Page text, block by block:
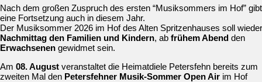
Nach dem großen Zuspruch des ersten “Musiksommers im Hof”
eine Fortsetzung auch in diesem Jahr.
Der Musiksommer 2026 im Hof des Alten Spritzenhauses soll
Nachmittag den Familien und Kindern, ab frühem Abend den
Erwachsenen gewidmet sein.
Am 08. August veranstaltet die Heimatdiele Petersfehn bereits zum
zweiten Mal den Petersfehner Musik-Sommer Open Air im Hof